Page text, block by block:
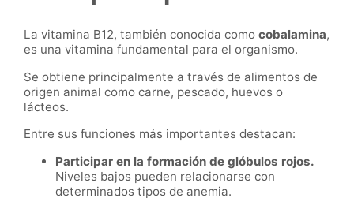
La vitamina B12, también conocida como cobalamina,
es una vitamina fundamental para el organismo.
Se obtiene principalmente a través de alimentos de
origen animal como carne, pescado, huevos o
lácteos.
Entre sus funciones más importantes destacan:
Participar en la formación de glóbulos rojos.
Niveles bajos pueden relacionarse con
determinados tipos de anemia.